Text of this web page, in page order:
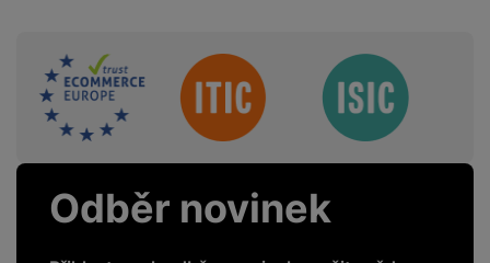
Sdružení
Odběr novinek